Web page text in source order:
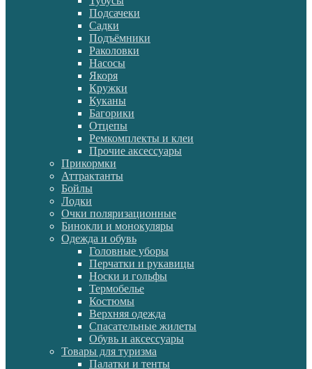
Подсачеки
Садки
Подъёмники
Раколовки
Насосы
Якоря
Кружки
Куканы
Багорики
Отцепы
Ремкомплекты и клеи
Прочие аксессуары
Прикормки
Аттрактанты
Бойлы
Лодки
Очки поляризационные
Бинокли и монокуляры
Одежда и обувь
Головные уборы
Перчатки и рукавицы
Носки и гольфы
Термобелье
Костюмы
Верхняя одежда
Спасательные жилеты
Обувь и аксессуары
Товары для туризма
Палатки и тенты